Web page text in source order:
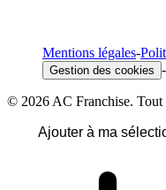
Mentions légales-
Gestion des cookies -
© 2026 AC Franchise. Tout
Ajouter à ma